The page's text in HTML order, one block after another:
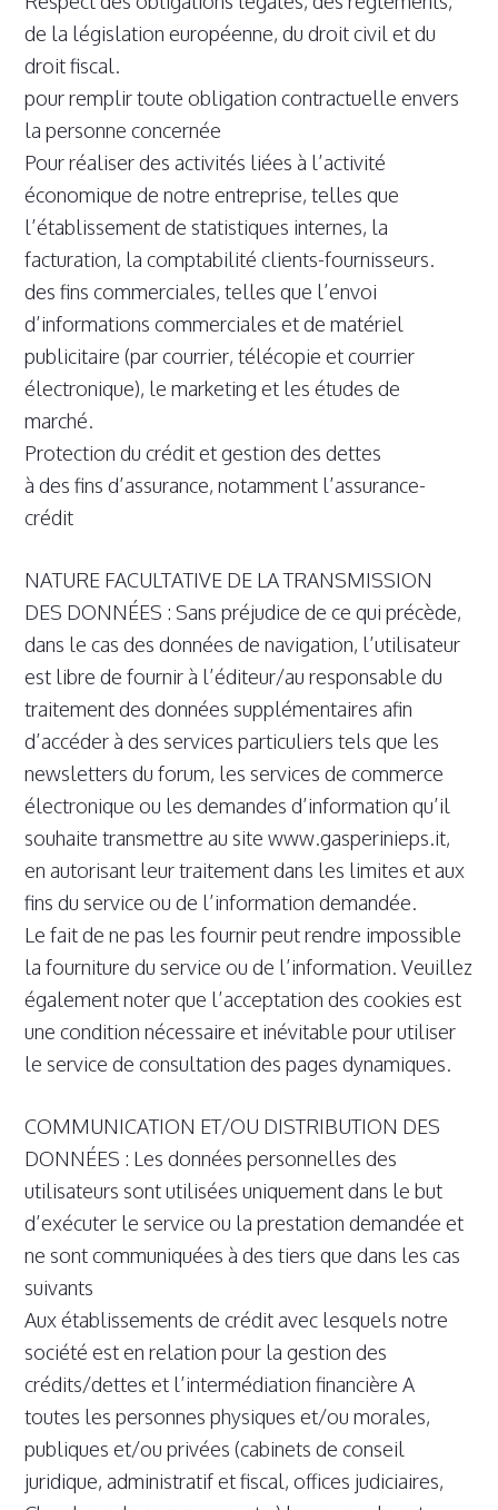
de la législation européenne, du droit civil et du
droit fiscal.
pour remplir toute obligation contractuelle envers
la personne concernée
Pour réaliser des activités liées à l’activité
économique de notre entreprise, telles que
l’établissement de statistiques internes, la
facturation, la comptabilité clients-fournisseurs.
des fins commerciales, telles que l’envoi
d’informations commerciales et de matériel
publicitaire (par courrier, télécopie et courrier
électronique), le marketing et les études de
marché.
Protection du crédit et gestion des dettes
à des fins d’assurance, notamment l’assurance-
crédit
NATURE FACULTATIVE DE LA TRANSMISSION
DES DONNÉES : Sans préjudice de ce qui précède,
dans le cas des données de navigation, l’utilisateur
est libre de fournir à l’éditeur/au responsable du
traitement des données supplémentaires afin
d’accéder à des services particuliers tels que les
newsletters du forum, les services de commerce
électronique ou les demandes d’information qu’il
souhaite transmettre au site www.gasperinieps.it,
en autorisant leur traitement dans les limites et aux
fins du service ou de l’information demandée.
Le fait de ne pas les fournir peut rendre impossible
la fourniture du service ou de l’information. Veuillez
également noter que l’acceptation des cookies est
une condition nécessaire et inévitable pour utiliser
le service de consultation des pages dynamiques.
COMMUNICATION ET/OU DISTRIBUTION DES
DONNÉES : Les données personnelles des
utilisateurs sont utilisées uniquement dans le but
d’exécuter le service ou la prestation demandée et
ne sont communiquées à des tiers que dans les cas
suivants
Aux établissements de crédit avec lesquels notre
société est en relation pour la gestion des
crédits/dettes et l’intermédiation financière A
toutes les personnes physiques et/ou morales,
publiques et/ou privées (cabinets de conseil
juridique, administratif et fiscal, offices judiciaires,